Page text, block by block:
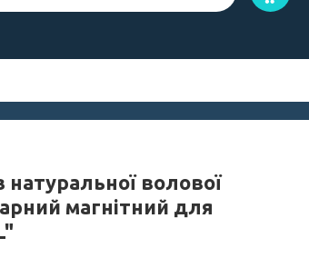
волової
магнітний для